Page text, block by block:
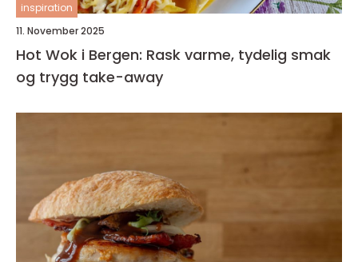
inspiration
11. November 2025
Hot Wok i Bergen: Rask varme, tydelig smak
og trygg take-away